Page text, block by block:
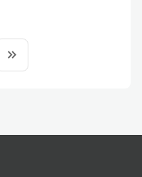
keyboard_double_arrow_right